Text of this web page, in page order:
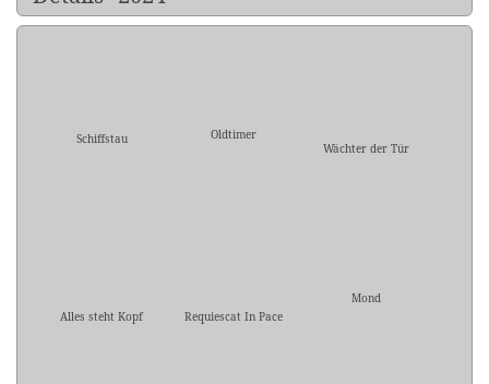
Schiffstau
Oldtimer
Wächter der Tür
Alles steht Kopf Requiescat In Pace
Mond